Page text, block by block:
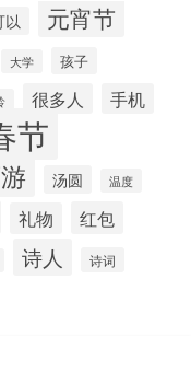
以 元宵节
大学 孩子
很多人 手机
节
汤圆 温度
礼物 红包
诗人 诗词